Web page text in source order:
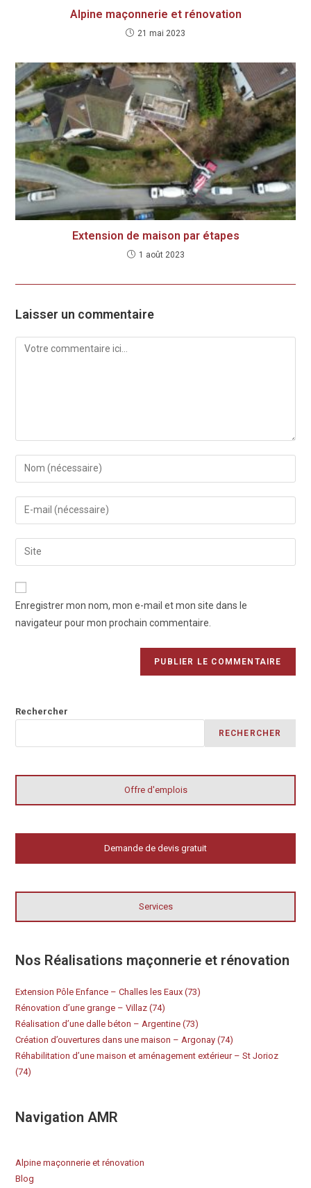
Alpine maçonnerie et rénovation
21 mai 2023
Extension de maison par étapes
1 août 2023
Laisser un commentaire
Enregistrer mon nom, mon e-mail et mon site dans le
navigateur pour mon prochain commentaire.
Rechercher
RECHERCHER
Offre d'emplois
Demande de devis gratuit
Services
Nos Réalisations maçonnerie et rénovation
Extension Pôle Enfance – Challes les Eaux (73)
Rénovation d’une grange – Villaz (74)
Réalisation d’une dalle béton – Argentine (73)
Création d’ouvertures dans une maison – Argonay (74)
Réhabilitation d’une maison et aménagement extérieur – St Jorioz
(74)
Navigation AMR
Alpine maçonnerie et rénovation
Blog